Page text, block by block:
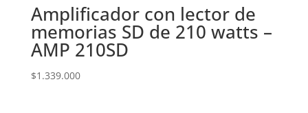
Amplificador con lector de
memorias SD de 210 watts –
AMP 210SD
$1.339.000